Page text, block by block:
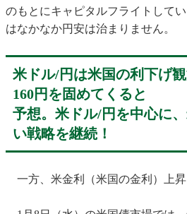
のもとにキャピタルフライトして
はなかなか円安は治まりません。
米ドル/円は米国の利下げ観
160円を固めてくると
予想。米ドル/円を中心に
い戦略を継続！
一方、米金利（米国の金利）上昇